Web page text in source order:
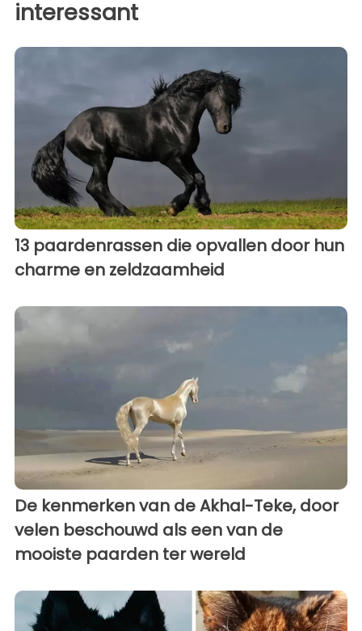
interessant
13 paardenrassen die opvallen door hun
charme en zeldzaamheid
De kenmerken van de Akhal-Teke, door
velen beschouwd als een van de
mooiste paarden ter wereld